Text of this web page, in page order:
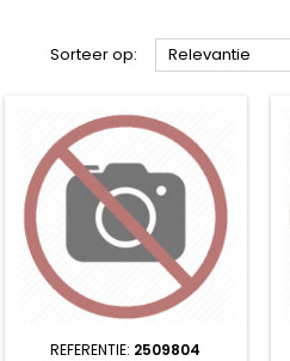
Sorteer op: Relevantie
REFERENTIE: 2509804